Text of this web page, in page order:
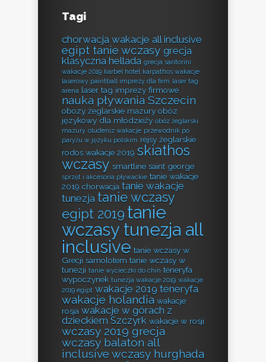
Tagi
chorwacja wakacje all inclusive
egipt tanie wczasy grecja
klasyczna hellada grecja santorini
wakacje 2019 karbel hotel karpathos wakacje
laserowy paintball imprezy dla firm laser tag
arena laser tag imprezy firmowe
nauka pływania Szczecin
obozy żeglarskie mazury obóz
językowy dla młodzieży obóz żeglarski
mazury oludeniz wakacje przewodnik po
paryżu w języku polskim rejsy żeglarskie
rodos wakacje 2019 skiathos
wczasy smartline saint george
sprzęt i akcesoria pływackie tanie wakacje
2019 chorwacja tanie wakacje
tunezja tanie wczasy
egipt 2019 tanie
wczasy tunezja all
inclusive tanie wczasy w
Grecji samolotem tanie wczasy w
tunezji tanie wycieczki do chin teneryfa
wypoczynek tunezja wakacje 2019 wakacje
2019 egipt wakacje 2019 teneryfa
wakacje holandia wakacje
rosja wakacje w górach z
dzieckiem Szczyrk wakacje w rosji
wczasy 2019 grecja
wczasy balaton all
inclusive wczasy hurghada